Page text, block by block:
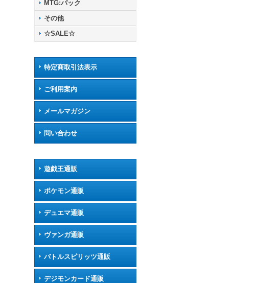
MTG:パック
その他
☆SALE☆
特定商取引法表示
ご利用案内
メールマガジン
問い合わせ
遊戯王通販
ポケモン通販
デュエマ通販
ヴァンガ通販
バトルスピリッツ通販
デジモンカード通販